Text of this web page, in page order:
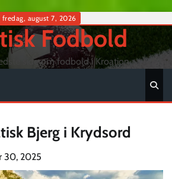
fredag, august 7, 2026
Fodbold
side om fodbold i Kroation
Bjerg i Krydsord
30, 2025